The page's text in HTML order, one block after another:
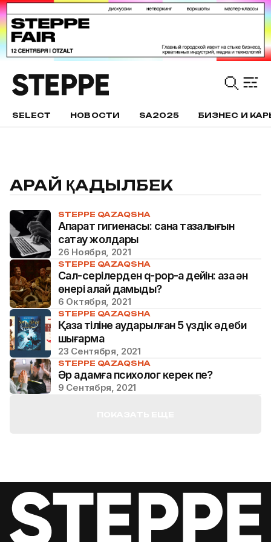
SELECT НОВОСТИ SA2025 БИЗНЕС И
АРАЙ ҚАДЫЛБЕК
STEPPE QAZAQSHA
Ақпарат гигиенасы: сана тазалығын
сақтау жолдары
26 Ноября, 2021
STEPPE QAZAQSHA
Сал-серілерден q-pop-қа дейін: қазақ ән
өнері қалай дамыды?
6 Октября, 2021
STEPPE QAZAQSHA
Қазақ тіліне аударылған 5 үздік әдеби
шығарма
23 Сентября, 2021
STEPPE QAZAQSHA
Әр адамға психолог керек пе?
9 Сентября, 2021